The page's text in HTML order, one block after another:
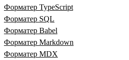
Форматер TypeScript
Форматер SQL
Форматер Babel
Форматер Markdown
Форматер MDX